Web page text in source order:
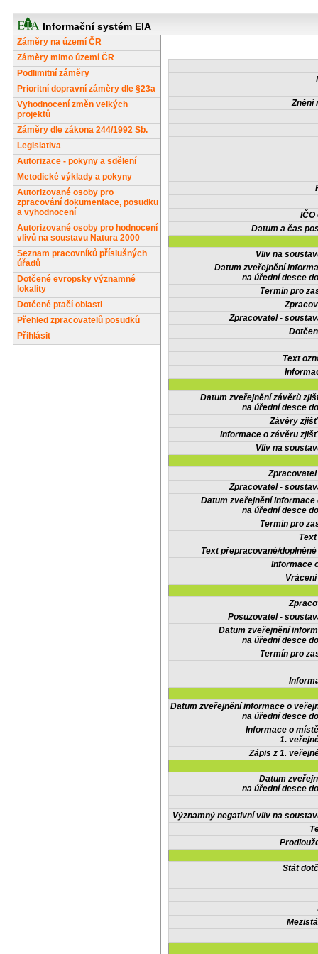
Informační systém EIA
Záměry na území ČR
Záměry mimo území ČR
Podlimitní záměry
Prioritní dopravní záměry dle §23a
Vyhodnocení změn velkých
projektů
Záměry dle zákona 244/1992 Sb.
Legislativa
Autorizace - pokyny a sdělení
Metodické výklady a pokyny
Autorizované osoby pro
zpracování dokumentace, posudku
a vyhodnocení
Autorizované osoby pro hodnocení
vlivů na soustavu Natura 2000
Seznam pracovníků příslušných
úřadů
Dotčené evropsky významné
lokality
Dotčené ptačí oblasti
Přehled zpracovatelů posudků
Přihlásit
Znění
IČO
Datum a čas
Vliv na
Datum zveřejnění
na úřední desce
Termín pro
Zpracovatel -
Text
Datum zveřejnění závěrů
na úřední desce
Závěry
Informace o závěru
Vliv na
Zpracovatel -
Datum zveřejnění informace
na úřední desce
Termín pro
Text přepracované/
Informace
Posuzovatel -
Datum zveřejnění
na úřední desce
Termín pro
Datum zveřejnění informace o
na úřední desce
Informace o
1.
Zápis z 1.
Datum
na úřední desce
Významný negativní vliv na
Stát